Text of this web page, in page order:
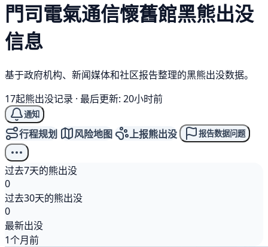
門司電氣通信懷舊館黑熊出没
信息
基于政府机构、新闻媒体和社区报告整理的黑熊出没数据。
17起熊出没记录 · 最后更新: 20小时前
通知
行程规划 风险地图 上报熊出没 报告数据问题
过去7天的熊出没
0
过去30天的熊出没
0
最新出没
1个月前